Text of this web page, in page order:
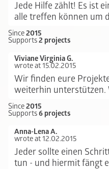
Jede Hilfe zählt! Es ist
alle treffen können um
Since2015
Supports2 projects
Viviane Virginia G.
wrote at 15.02.2015
Wir finden eure
weiterhin unterstützen.
Since2015
Supports6 projects
Anna-Lena A.
wrote at 12.02.2015
Jeder sollte einen
tun - und hiermit fängt